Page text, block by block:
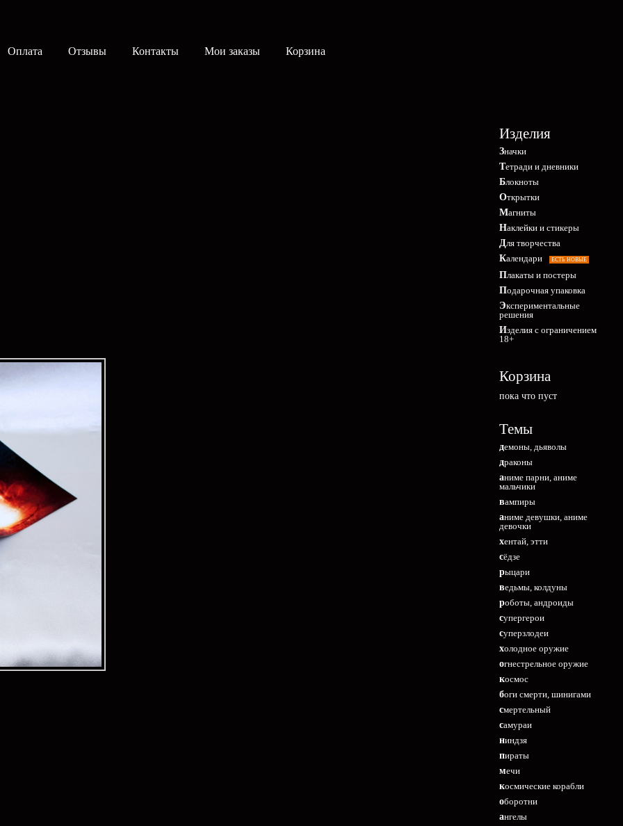
Оплата Отзывы Контакты Мои заказы Корзина
Изделия
Значки
Тетради и дневники
Блокноты
Открытки
Магниты
Наклейки и стикеры
Для творчества
Календари
ЕСТЬ НОВЫЕ
Плакаты и постеры
Подарочная упаковка
Экспериментальные
решения
Изделия с ограничением
18+
Корзина
пока что пуст
Темы
демоны, дьяволы
драконы
аниме парни, аниме
мальчики
вампиры
аниме девушки, аниме
девочки
хентай, этти
сёдзе
рыцари
ведьмы, колдуны
роботы, андроиды
супергерои
суперзлодеи
холодное оружие
огнестрельное оружие
космос
боги смерти, шинигами
смертельный
самураи
ниндзя
пираты
мечи
космические корабли
оборотни
ангелы